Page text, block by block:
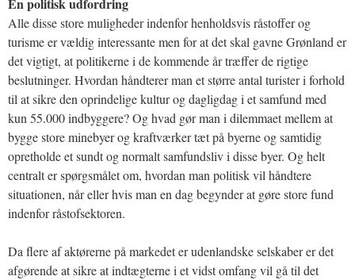
En politisk udfordring
Alle disse store muligheder indenfor henholdsvis råstoffer og
turisme er vældig interessante men for at det skal gavne Grønland er
det vigtigt, at politikerne i de kommende år træffer de rigtige
beslutninger. Hvordan håndterer man et større antal turister i forhold
til at sikre den oprindelige kultur og dagligdag i et samfund med
kun 55.000 indbyggere? Og hvad gør man i dilemmaet mellem at
bygge store minebyer og kraftværker tæt på byerne og samtidig
opretholde et sundt og normalt samfundsliv i disse byer. Og helt
centralt er spørgsmålet om, hvordan man politisk vil håndtere
situationen, når eller hvis man en dag begynder at gøre store fund
indenfor råstofsektoren.
Da flere af aktørerne på markedet er udenlandske selskaber er det
afgørende at sikre at indtægterne i et vidst omfang vil gå til det